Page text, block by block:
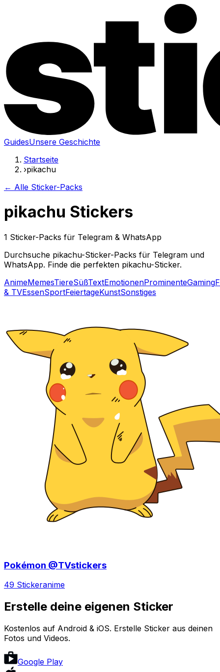
GuidesUnsere Geschichte
Startseite
›pikachu
← Alle Sticker-Packs
pikachu Stickers
1 Sticker-Packs für Telegram & WhatsApp
Durchsuche pikachu-Sticker-Packs für Telegram und
WhatsApp. Finde die perfekten pikachu-Sticker.
AnimeMemesTiereSüßTextEmotionenProminenteGaming
& TVEssenSportFeiertageKunstSonstiges
Pokémon @TVstickers
49 Stickeranime
Erstelle deine eigenen Sticker
Kostenlos auf Android & iOS. Erstelle Sticker aus deinen
Fotos und Videos.
Google Play